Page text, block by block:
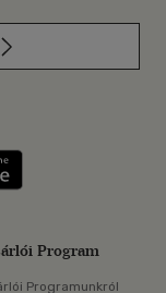
meg: Google
Program
Programunkról